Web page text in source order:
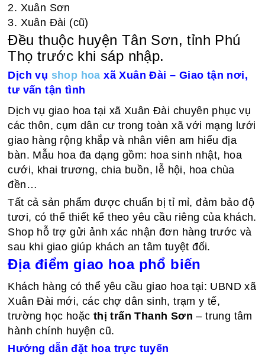
2. Xuân Sơn
3. Xuân Đài (cũ)
Đều thuộc huyện Tân Sơn, tỉnh Phú
Thọ trước khi sáp nhập.
Dịch vụ shop hoa xã Xuân Đài – Giao tận nơi,
tư vấn tận tình
Dịch vụ giao hoa tại xã Xuân Đài chuyên phục vụ
các thôn, cụm dân cư trong toàn xã với mạng lưới
giao hàng rộng khắp và nhân viên am hiểu địa
bàn. Mẫu hoa đa dạng gồm: hoa sinh nhật, hoa
cưới, khai trương, chia buồn, lễ hội, hoa chùa
đền…
Tất cả sản phẩm được chuẩn bị tỉ mỉ, đảm bảo độ
tươi, có thể thiết kế theo yêu cầu riêng của khách.
Shop hỗ trợ gửi ảnh xác nhận đơn hàng trước và
sau khi giao giúp khách an tâm tuyệt đối.
Địa điểm giao hoa phổ biến
Khách hàng có thể yêu cầu giao hoa tại: UBND xã
Xuân Đài mới, các chợ dân sinh, trạm y tế,
trường học hoặc thị trấn Thanh Sơn – trung tâm
hành chính huyện cũ.
Hướng dẫn đặt hoa trực tuyến